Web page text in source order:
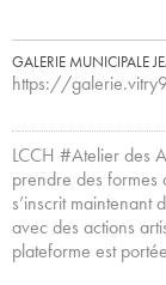
GALERIE MUNICIPALE
https://
LCCH #Atelier des
prendre des formes
s’inscrit maintenant
avec des actions
plateforme est